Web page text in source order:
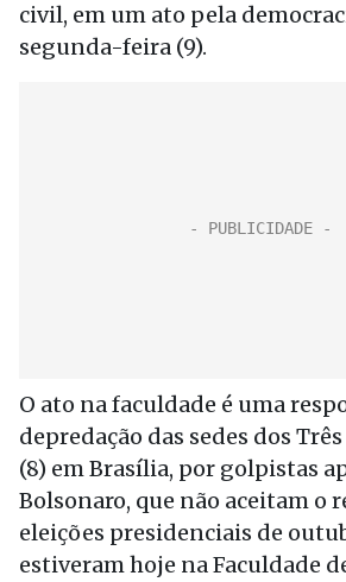
civil, em um ato pela
segunda-feira (9).
O ato na faculdade é uma
depredação das sedes dos
(8) em Brasília, por golpistas
Bolsonaro, que não aceitam o
eleições presidenciais de
estiveram hoje na Faculdade